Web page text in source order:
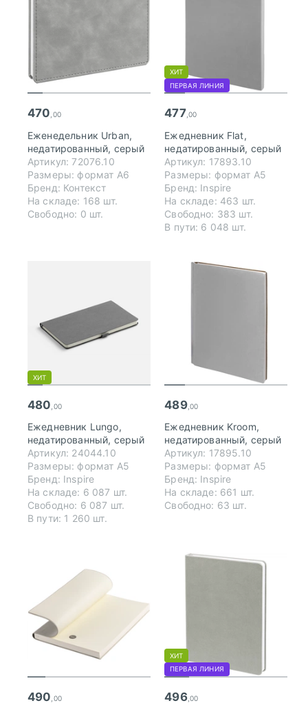
470 ,00
Еженедельник Urban,
недатированный, серый
Артикул: 72076.10
Размеры: формат А6
Бренд: Контекст
На складе: 168 шт.
Свободно: 0 шт.
ХИТ
ПЕРВАЯ ЛИНИЯ
477 ,00
Ежедневник Flat,
недатированный, серый
Артикул: 17893.10
Размеры: формат А5
Бренд: Inspire
На складе: 463 шт.
Свободно: 383 шт.
В пути: 6 048 шт.
ХИТ
480 ,00
Ежедневник Lungo,
недатированный, серый
Артикул: 24044.10
Размеры: формат А5
Бренд: Inspire
На складе: 6 087 шт.
Свободно: 6 087 шт.
В пути: 1 260 шт.
489,00
Ежедневник Kroom,
недатированный, серый
Артикул: 17895.10
Размеры: формат А5
Бренд: Inspire
На складе: 661 шт.
Свободно: 63 шт.
490 ,00
ХИТ
ПЕРВАЯ ЛИНИЯ
496,00